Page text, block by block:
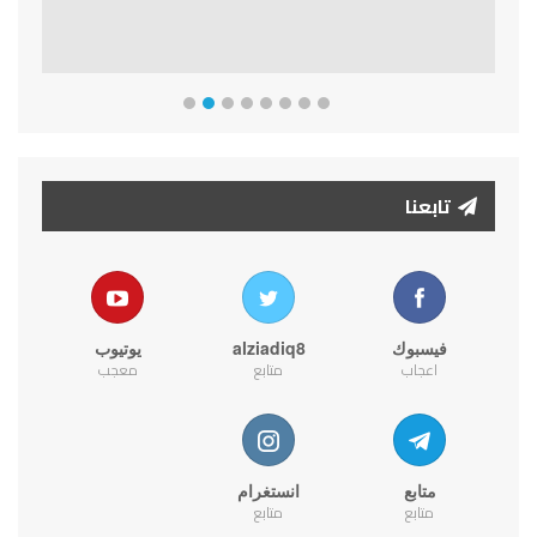
تابعنا
فيسبوك
اعجاب
alziadiq8
متابع
يوتيوب
معجب
متابع
متابع
انستغرام
متابع